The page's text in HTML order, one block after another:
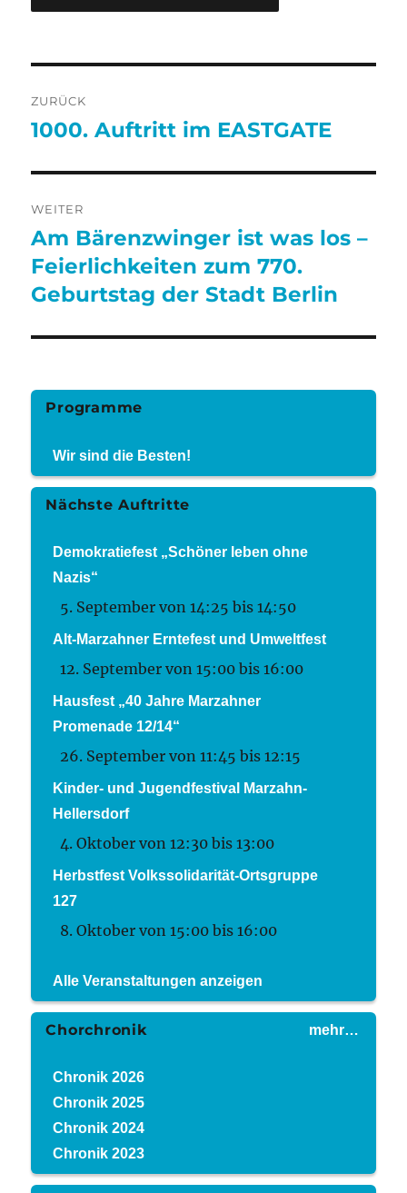
ZURÜCK
Vorheriger
1000. Auftritt im EASTGATE
WEITER
Nächster
Beitrag:
Am Bärenzwinger ist was los –
Feierlichkeiten zum 770.
Geburtstag der Stadt Berlin
Programme
Wir sind die Besten!
Nächste Auftritte
Demokratiefest „Schöner leben ohne
Nazis“
5. September von 14:25 bis14:50
Alt-Marzahner Erntefest und Umweltfest
12. September von 15:00 bis16:00
Hausfest „40 Jahre Marzahner
Promenade 12/14“
26. September von 11:45 bis12:15
Kinder- und Jugendfestival Marzahn-
Hellersdorf
4. Oktober von 12:30 bis13:00
Herbstfest Volkssolidarität-Ortsgruppe
127
8. Oktober von 15:00 bis16:00
Alle Veranstaltungen anzeigen
mehr…
Chorchronik
Chronik 2026
Chronik 2025
Chronik 2024
Chronik 2023